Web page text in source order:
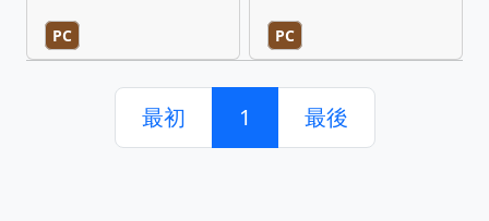
PC PC
最初 1 最後